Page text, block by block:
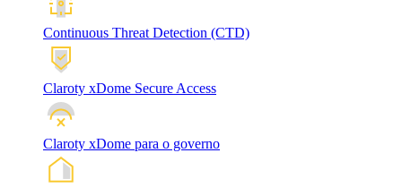
Continuous Threat Detection (CTD)
Claroty xDome Secure Access
Claroty xDome para o governo